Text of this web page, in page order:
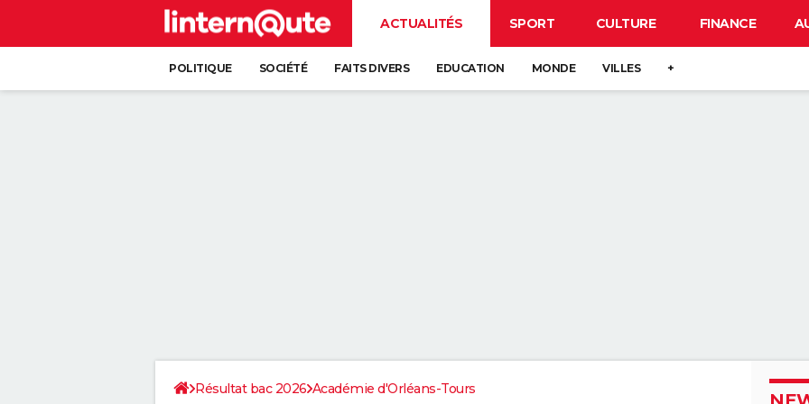
ACTUALITÉS SPORT CULTURE FINANCE
POLITIQUE SOCIÉTÉ FAITS DIVERS EDUCATION MONDE VILLES +
Résultat bac 2026 Académie d'Orléans-Tours